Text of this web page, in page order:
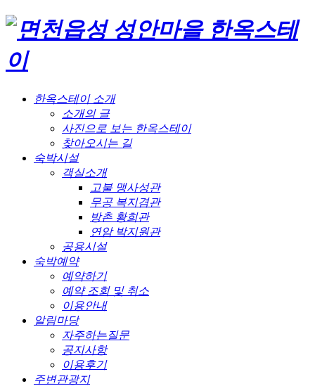
한옥스테이 소개
소개의 글
사진으로 보는 한옥스테이
찾아오시는 길
숙박시설
객실소개
고불 맹사성관
무공 복지겸관
방촌 황희관
연암 박지원관
공용시설
숙박예약
예약하기
예약 조회 및 취소
이용안내
알림마당
자주하는질문
공지사항
이용후기
주변관광지